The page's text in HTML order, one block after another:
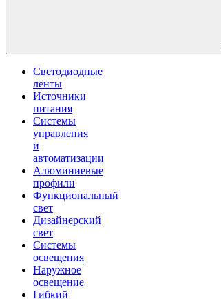
Светодиодные
ленты
Источники
питания
Системы
управления
и
автоматизации
Алюминиевые
профили
Функциональный
свет
Дизайнерский
свет
Системы
освещения
Наружное
освещение
Гибкий